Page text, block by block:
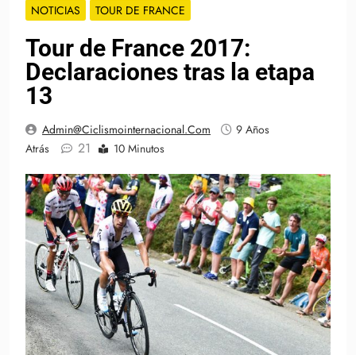
NOTICIAS TOUR DE FRANCE
Tour de France 2017:
Declaraciones tras la etapa
13
Admin@ciclismointernacional.com
9 Años
Atrás
21 10 Minutos